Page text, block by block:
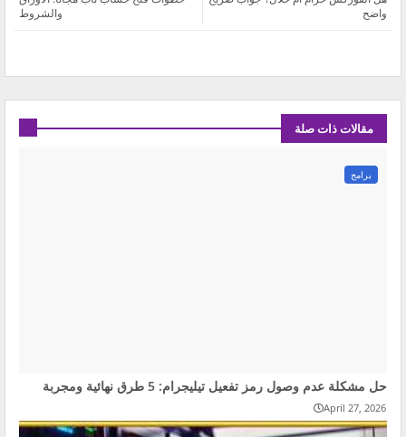
والشروط
واضح
مقالات ذات صلة
برامج
حل مشكلة عدم وصول رمز تفعيل تيليجرام: 5 طرق نهائية ومجربة
April 27, 2026